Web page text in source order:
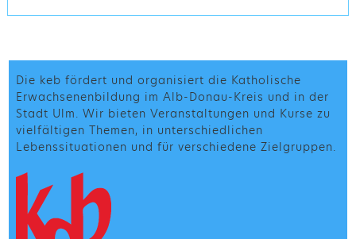
Die keb fördert und organisiert die Katholische
Erwachsenenbildung im Alb-Donau-Kreis und in der
Stadt Ulm. Wir bieten Veranstaltungen und Kurse zu
vielfältigen Themen, in unterschiedlichen
Lebenssituationen und für verschiedene Zielgruppen.